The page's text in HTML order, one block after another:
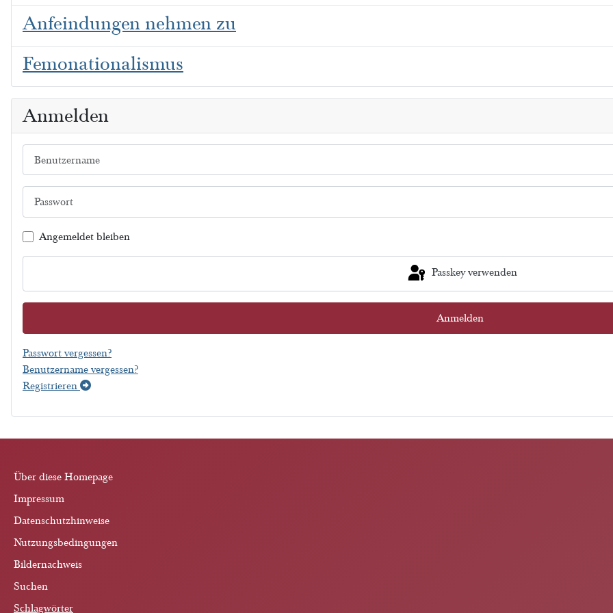
Anfeindungen nehmen zu
Femonationalismus
Anmelden
Angemeldet bleiben
Passkey verwenden
Anmelden
Passwort vergessen?
Benutzername vergessen?
Registrieren
Über diese Homepage
Impressum
Datenschutzhinweise
Nutzungsbedingungen
Bildernachweis
Suchen
Schlagwörter